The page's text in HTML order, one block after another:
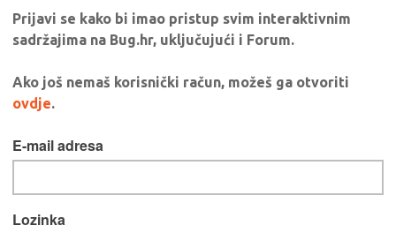
Prijavi se kako bi imao pristup svim interaktivnim
sadržajima na Bug.hr, uključujući i Forum.
Ako još nemaš korisnički račun, možeš ga otvoriti
ovdje.
E-mail adresa
Lozinka